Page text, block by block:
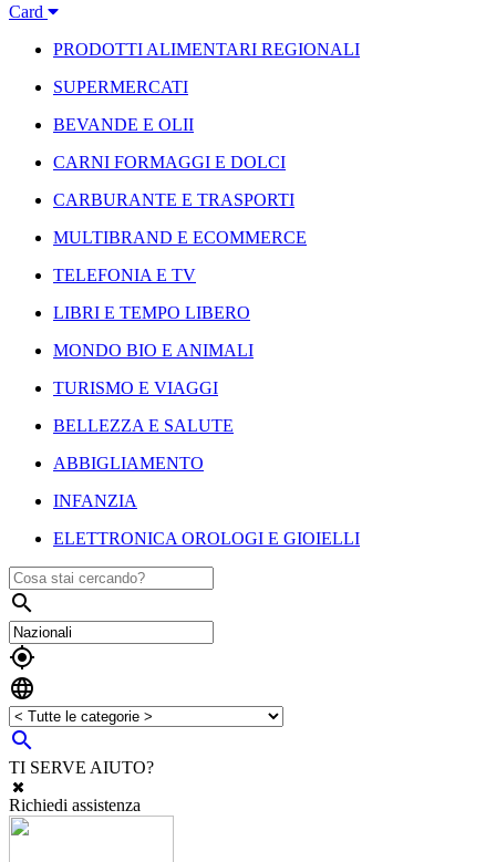
Card
PRODOTTI ALIMENTARI REGIONALI
SUPERMERCATI
BEVANDE E OLII
CARNI FORMAGGI E DOLCI
CARBURANTE E TRASPORTI
MULTIBRAND E ECOMMERCE
TELEFONIA E TV
LIBRI E TEMPO LIBERO
MONDO BIO E ANIMALI
TURISMO E VIAGGI
BELLEZZA E SALUTE
ABBIGLIAMENTO
INFANZIA
ELETTRONICA OROLOGI E GIOIELLI




TI SERVE AIUTO?
Richiedi assistenza